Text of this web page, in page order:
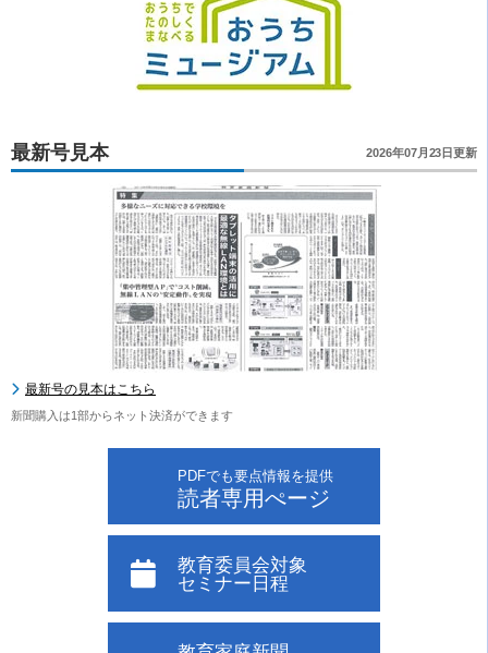
最新号見本 2026年07月23日更新
最新号の見本はこちら
新聞購入は1部からネット決済ができます
PDFでも要点情報を提供
読者専用ぺージ
教育委員会対象
セミナー日程